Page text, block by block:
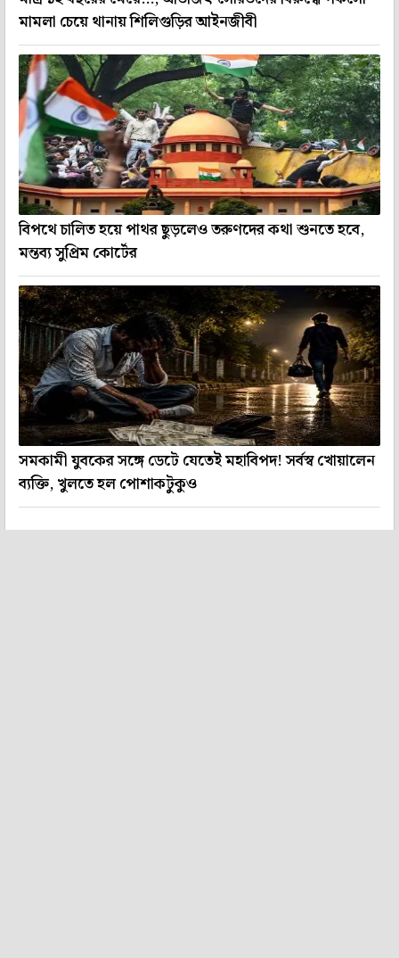
মামলা চেয়ে থানায় শিলিগুড়ির আইনজীবী
বিপথে চালিত হয়ে পাথর ছুড়লেও তরুণদের কথা শুনতে হবে,
মন্তব্য সুপ্রিম কোর্টের
সমকামী যুবকের সঙ্গে ডেটে যেতেই মহাবিপদ! সর্বস্ব খোয়ালেন
ব্যক্তি, খুলতে হল পোশাকটুকুও